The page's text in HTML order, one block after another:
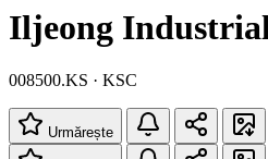
Iljeong
008500.KS · KSC
Urmărește